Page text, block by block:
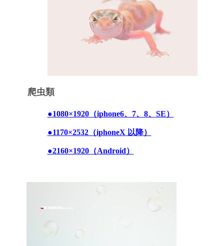
爬虫類
●1080×1920（iphone6、7、8、SE）
●1170×2532（iphoneX 以降）
●2160×1920（Android）